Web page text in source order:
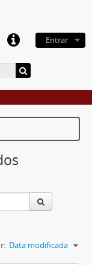
Entrar
Data modificada